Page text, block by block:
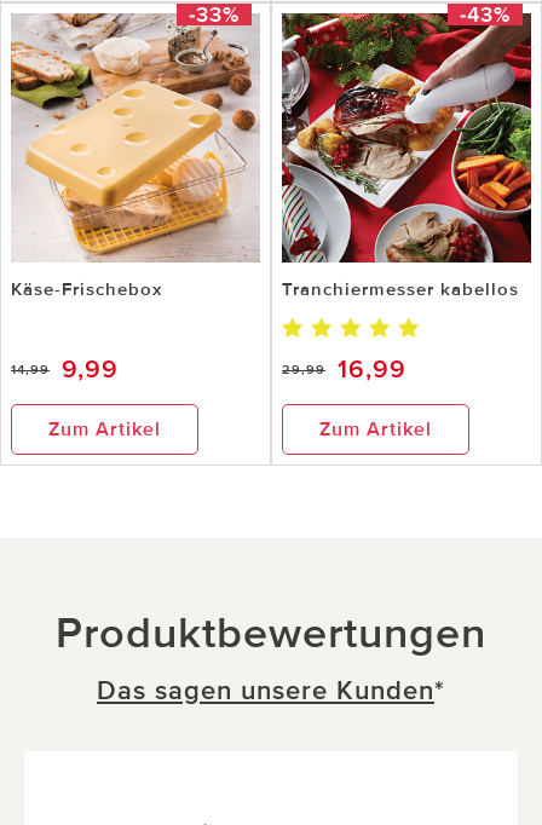
-33%
Käse-Frischebox
14,99 9,99
Zum Artikel
-43%
Tranchiermesser kabellos
29,99 16,99
Zum Artikel
Produktbewertungen
Das sagen unsere Kunden*